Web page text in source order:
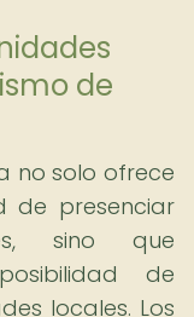
de
no solo ofrece
de presenciar
sino que
de
locales. Los